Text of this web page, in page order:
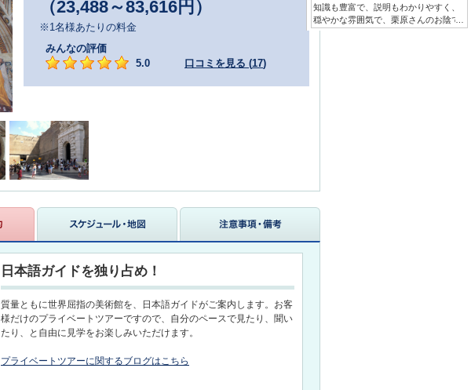
（23,488～83,616円）
※1名様あたりの料金
みんなの評価
5.0
口コミを見る (17)
日本語ガイドを独り占め！
質量ともに世界屈指の美術館を、日本語ガイドがご案内します。お客
様だけのプライベートツアーですので、自分のペースで見たり、聞い
たり、と自由に見学をお楽しみいただけます。
プライベートツアーに関するブログはこちら